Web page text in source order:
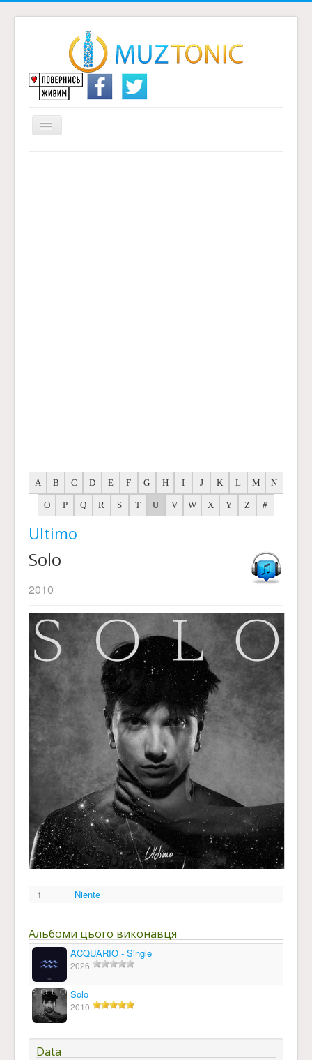
Перемикач
навігації
A B C D E F G H I J K L M N
O P Q R S T U V W X Y Z #
Ultimo
Solo
2010
1 Niente
Альбоми цього виконавця
ACQUARIO - Single
2026
Solo
2010
Data